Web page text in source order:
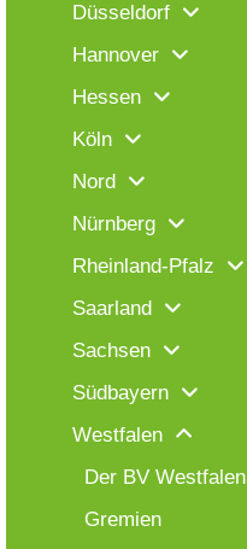
Düsseldorf
Hannover
Hessen
Köln
Nord
Nürnberg
Rheinland-Pfalz
Saarland
Sachsen
Südbayern
Westfalen
Der BV Westfalen
Gremien